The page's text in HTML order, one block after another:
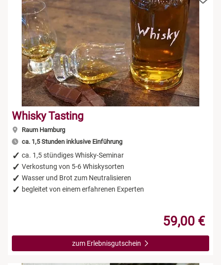
Whisky Tasting
Raum Hamburg
ca. 1,5 Stunden inklusive Einführung
ca. 1,5 stündiges Whisky-Seminar
Verkostung von 5-6 Whiskysorten
Wasser und Brot zum Neutralisieren
begleitet von einem erfahrenen Experten
59,00 €
zum Erlebnisgutschein
Siebeldingen bei Ludwigshafen am Rhein
Stuttgart
Würzburg
Zwickau